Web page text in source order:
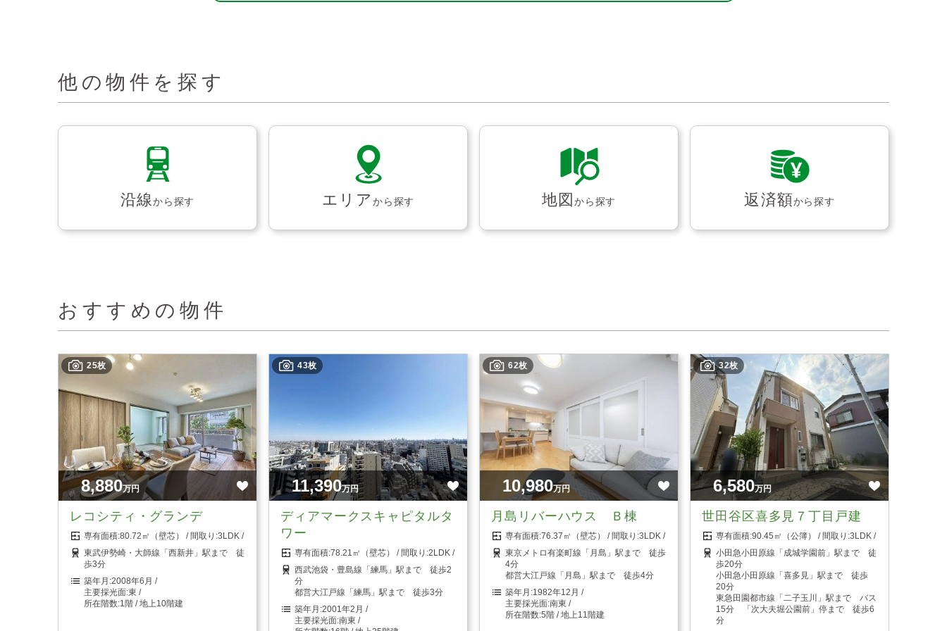
他の物件を探す
沿線から探す エリアから探す 地図から探す 返済額から探す
おすすめの物件
25枚
8,880万円
レコシティ・グランデ
80.72㎡（壁芯）
3LDK
東武伊勢崎・大師線「西新井」駅まで 徒
歩3分
2008年6月
東
1階 / 地上10階建
43枚
11,390万円
ディアマークスキャピタルタ
ワー
78.21㎡（壁芯）
2LDK
西武池袋・豊島線「練馬」駅まで 徒歩2
分
都営大江戸線「練馬」駅まで 徒歩3分
2001年2月
南東
62枚
10,980万円
月島リバーハウス Ｂ棟
76.37㎡（壁芯）
3LDK
東京メトロ有楽町線「月島」駅まで 徒歩
4分
都営大江戸線「月島」駅まで 徒歩4分
1982年12月
南東
5階 / 地上11階建
32枚
6,580万円
世田谷区喜多見７丁目戸建
90.45㎡（公簿）
3LDK
小田急小田原線「成城学園前」駅まで 徒
歩20分
小田急小田原線「喜多見」駅まで 徒歩
20分
東急田園都市線「二子玉川」駅まで バス
15分 「次大夫堀公園前」停まで 徒歩6
分